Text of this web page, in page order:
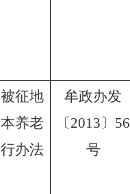
征地
养老
办法
牟政办发
〔2013〕 56
号